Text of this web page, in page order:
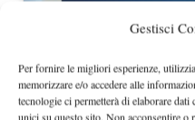
Gestisci
Per fornire le migliori esperienze,
memorizzare e/o accedere alle
tecnologie ci permetterà di elaborare
unici su questo sito. Non acconsentire